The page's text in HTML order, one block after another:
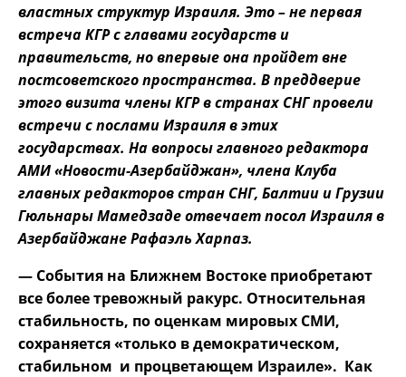
властных структур Израиля. Это – не первая
встреча КГР с главами государств и
правительств, но впервые она пройдет вне
постсоветского пространства. В преддверие
этого визита члены КГР в странах СНГ провели
встречи с послами Израиля в этих
государствах. На вопросы главного редактора
АМИ «Новости-Азербайджан», члена Клуба
главных редакторов стран СНГ, Балтии и Грузии
Гюльнары Мамедзаде отвечает посол Израиля в
Азербайджане Рафаэль Харпаз.
— События на Ближнем Востоке приобретают
все более тревожный ракурс. Относительная
стабильность, по оценкам мировых СМИ,
сохраняется «только в демократическом,
стабильном и процветающем Израиле». Как